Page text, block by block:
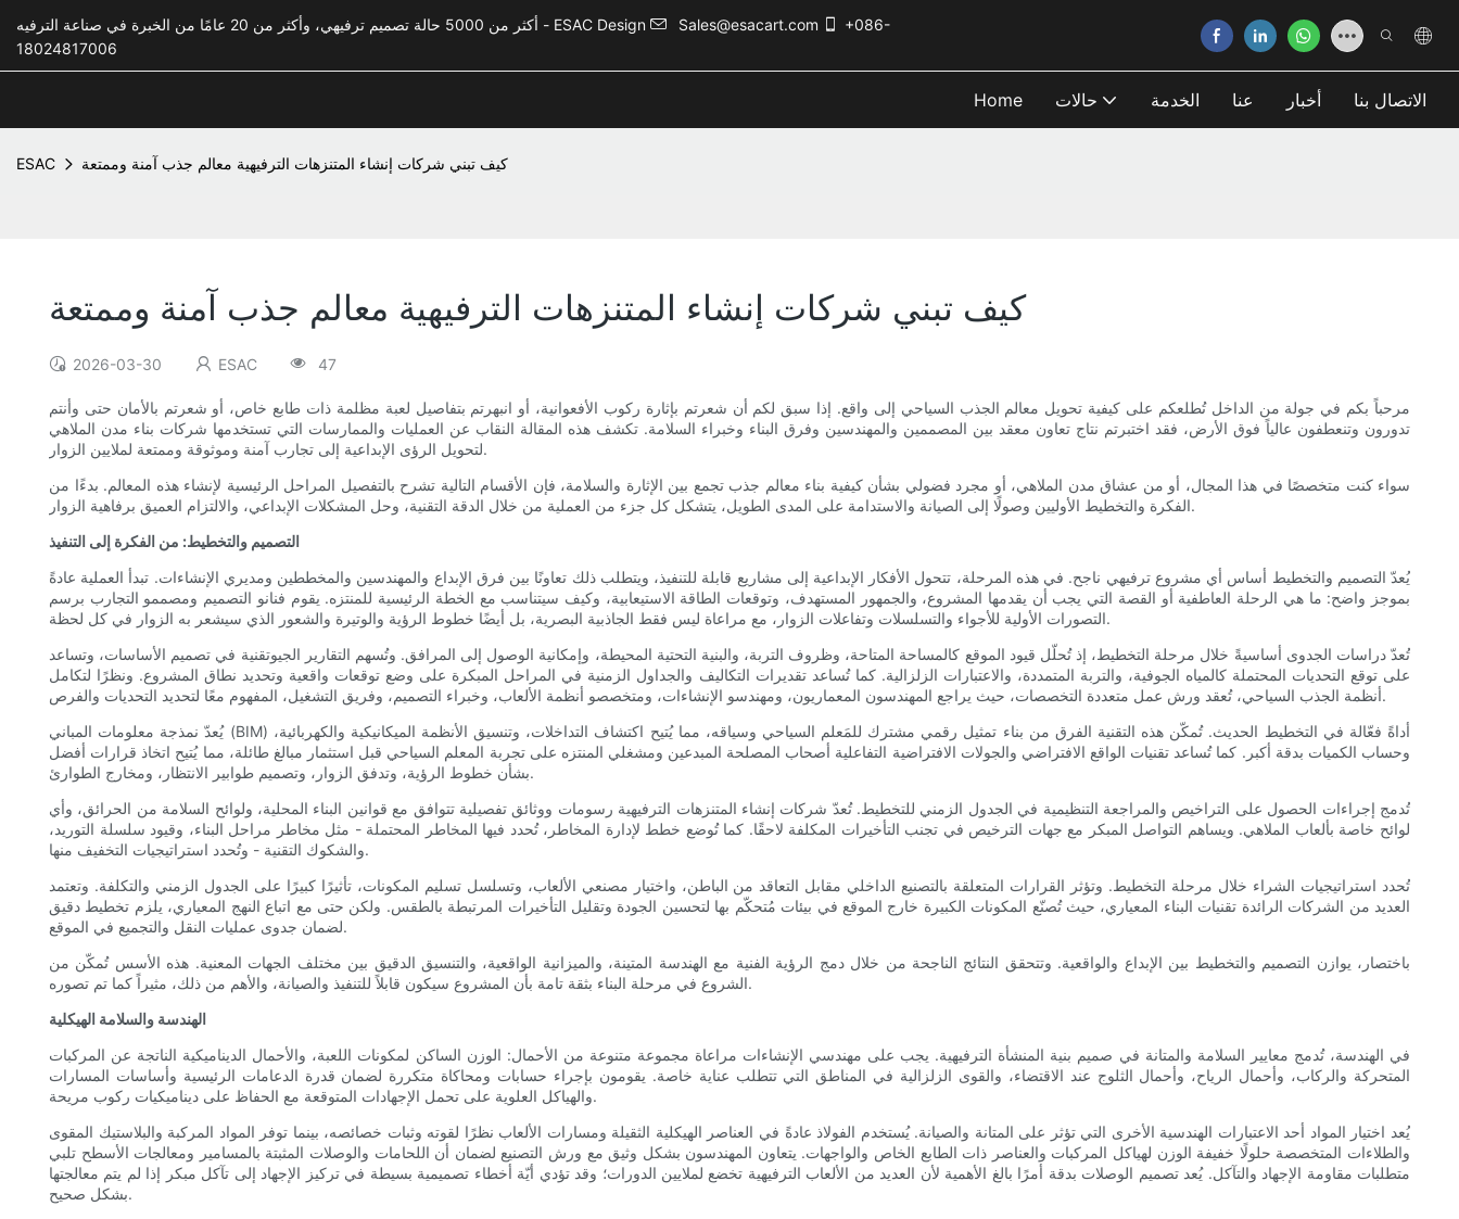
أكثر من 5000 حالة تصميم ترفيهي، وأكثر من 20 عامًا من الخبرة في صناعة الترفيه - ESAC Design Sales@esacart.com
+086-
18024817006
Home حالات الخدمة عنا أخبار الاتصال بنا
ESAC كيف تبني شركات إنشاء المتنزهات الترفيهية معالم جذب آمنة وممتعة
كيف تبني شركات إنشاء المتنزهات الترفيهية معالم جذب آمنة وممتعة
2026-03-30 ESAC 47
مرحباً بكم في جولة من الداخل تُطلعكم على كيفية تحويل معالم الجذب السياحي إلى واقع. إذا سبق لكم أن شعرتم بإثارة ركوب الأفعوانية، أو انبهرتم بتفاصيل لعبة مظلمة ذات طابع خاص، أو شعرتم بالأمان حتى وأنتم
تدورون وتنعطفون عالياً فوق الأرض، فقد اختبرتم نتاج تعاون معقد بين المصممين والمهندسين وفرق البناء وخبراء السلامة. تكشف هذه المقالة النقاب عن العمليات والممارسات التي تستخدمها شركات بناء مدن الملاهي
لتحويل الرؤى الإبداعية إلى تجارب آمنة وموثوقة وممتعة لملايين الزوار.
سواء كنت متخصصًا في هذا المجال، أو من عشاق مدن الملاهي، أو مجرد فضولي بشأن كيفية بناء معالم جذب تجمع بين الإثارة والسلامة، فإن الأقسام التالية تشرح بالتفصيل المراحل الرئيسية لإنشاء هذه المعالم. بدءًا من
الفكرة والتخطيط الأوليين وصولًا إلى الصيانة والاستدامة على المدى الطويل، يتشكل كل جزء من العملية من خلال الدقة التقنية، وحل المشكلات الإبداعي، والالتزام العميق برفاهية الزوار.
التصميم والتخطيط: من الفكرة إلى التنفيذ
يُعدّ التصميم والتخطيط أساس أي مشروع ترفيهي ناجح. في هذه المرحلة، تتحول الأفكار الإبداعية إلى مشاريع قابلة للتنفيذ، ويتطلب ذلك تعاونًا بين فرق الإبداع والمهندسين والمخططين ومديري الإنشاءات. تبدأ العملية عادةً
بموجز واضح: ما هي الرحلة العاطفية أو القصة التي يجب أن يقدمها المشروع، والجمهور المستهدف، وتوقعات الطاقة الاستيعابية، وكيف سيتناسب مع الخطة الرئيسية للمنتزه. يقوم فنانو التصميم ومصممو التجارب برسم
التصورات الأولية للأجواء والتسلسلات وتفاعلات الزوار، مع مراعاة ليس فقط الجاذبية البصرية، بل أيضًا خطوط الرؤية والوتيرة والشعور الذي سيشعر به الزوار في كل لحظة.
تُعدّ دراسات الجدوى أساسيةً خلال مرحلة التخطيط، إذ تُحلّل قيود الموقع كالمساحة المتاحة، وظروف التربة، والبنية التحتية المحيطة، وإمكانية الوصول إلى المرافق. وتُسهم التقارير الجيوتقنية في تصميم الأساسات، وتساعد
على توقع التحديات المحتملة كالمياه الجوفية، والتربة المتمددة، والاعتبارات الزلزالية. كما تُساعد تقديرات التكاليف والجداول الزمنية في المراحل المبكرة على وضع توقعات واقعية وتحديد نطاق المشروع. ونظرًا لتكامل
أنظمة الجذب السياحي، تُعقد ورش عمل متعددة التخصصات، حيث يراجع المهندسون المعماريون، ومهندسو الإنشاءات، ومتخصصو أنظمة الألعاب، وخبراء التصميم، وفريق التشغيل، المفهوم معًا لتحديد التحديات والفرص.
يُعدّ نمذجة معلومات المباني (BIM) أداةً فعّالة في التخطيط الحديث. تُمكّن هذه التقنية الفرق من بناء تمثيل رقمي مشترك للمَعلم السياحي وسياقه، مما يُتيح اكتشاف التداخلات، وتنسيق الأنظمة الميكانيكية والكهربائية،
وحساب الكميات بدقة أكبر. كما تُساعد تقنيات الواقع الافتراضي والجولات الافتراضية التفاعلية أصحاب المصلحة المبدعين ومشغلي المنتزه على تجربة المعلم السياحي قبل استثمار مبالغ طائلة، مما يُتيح اتخاذ قرارات أفضل
بشأن خطوط الرؤية، وتدفق الزوار، وتصميم طوابير الانتظار، ومخارج الطوارئ.
تُدمج إجراءات الحصول على التراخيص والمراجعة التنظيمية في الجدول الزمني للتخطيط. تُعدّ شركات إنشاء المتنزهات الترفيهية رسومات ووثائق تفصيلية تتوافق مع قوانين البناء المحلية، ولوائح السلامة من الحرائق، وأي
لوائح خاصة بألعاب الملاهي. ويساهم التواصل المبكر مع جهات الترخيص في تجنب التأخيرات المكلفة لاحقًا. كما تُوضع خطط لإدارة المخاطر، تُحدد فيها المخاطر المحتملة - مثل مخاطر مراحل البناء، وقيود سلسلة التوريد،
والشكوك التقنية - وتُحدد استراتيجيات التخفيف منها.
تُحدد استراتيجيات الشراء خلال مرحلة التخطيط. وتؤثر القرارات المتعلقة بالتصنيع الداخلي مقابل التعاقد من الباطن، واختيار مصنعي الألعاب، وتسلسل تسليم المكونات، تأثيرًا كبيرًا على الجدول الزمني والتكلفة. وتعتمد
العديد من الشركات الرائدة تقنيات البناء المعياري، حيث تُصنّع المكونات الكبيرة خارج الموقع في بيئات مُتحكّم بها لتحسين الجودة وتقليل التأخيرات المرتبطة بالطقس. ولكن حتى مع اتباع النهج المعياري، يلزم تخطيط دقيق
لضمان جدوى عمليات النقل والتجميع في الموقع.
باختصار، يوازن التصميم والتخطيط بين الإبداع والواقعية. وتتحقق النتائج الناجحة من خلال دمج الرؤية الفنية مع الهندسة المتينة، والميزانية الواقعية، والتنسيق الدقيق بين مختلف الجهات المعنية. هذه الأسس تُمكّن من
الشروع في مرحلة البناء بثقة تامة بأن المشروع سيكون قابلاً للتنفيذ والصيانة، والأهم من ذلك، مثيراً كما تم تصوره.
الهندسة والسلامة الهيكلية
في الهندسة، تُدمج معايير السلامة والمتانة في صميم بنية المنشأة الترفيهية. يجب على مهندسي الإنشاءات مراعاة مجموعة متنوعة من الأحمال: الوزن الساكن لمكونات اللعبة، والأحمال الديناميكية الناتجة عن المركبات
المتحركة والركاب، وأحمال الرياح، وأحمال الثلوج عند الاقتضاء، والقوى الزلزالية في المناطق التي تتطلب عناية خاصة. يقومون بإجراء حسابات ومحاكاة متكررة لضمان قدرة الدعامات الرئيسية وأساسات المسارات
والهياكل العلوية على تحمل الإجهادات المتوقعة مع الحفاظ على ديناميكيات ركوب مريحة.
يُعد اختيار المواد أحد الاعتبارات الهندسية الأخرى التي تؤثر على المتانة والصيانة. يُستخدم الفولاذ عادةً في العناصر الهيكلية الثقيلة ومسارات الألعاب نظرًا لقوته وثبات خصائصه، بينما توفر المواد المركبة والبلاستيك المقوى
والطلاءات المتخصصة حلولًا خفيفة الوزن لهياكل المركبات والعناصر ذات الطابع الخاص والواجهات. يتعاون المهندسون بشكل وثيق مع ورش التصنيع لضمان أن اللحامات والوصلات المثبتة بالمسامير ومعالجات الأسطح تلبي
متطلبات مقاومة الإجهاد والتآكل. يُعد تصميم الوصلات بدقة أمرًا بالغ الأهمية لأن العديد من الألعاب الترفيهية تخضع لملايين الدورات؛ وقد تؤدي أيّة أخطاء تصميمية بسيطة في تركيز الإجهاد إلى تآكل مبكر إذا لم يتم معالجتها
بشكل صحيح.